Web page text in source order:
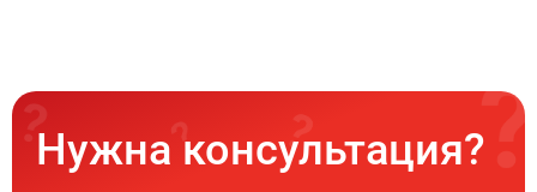
Нужна консультация?